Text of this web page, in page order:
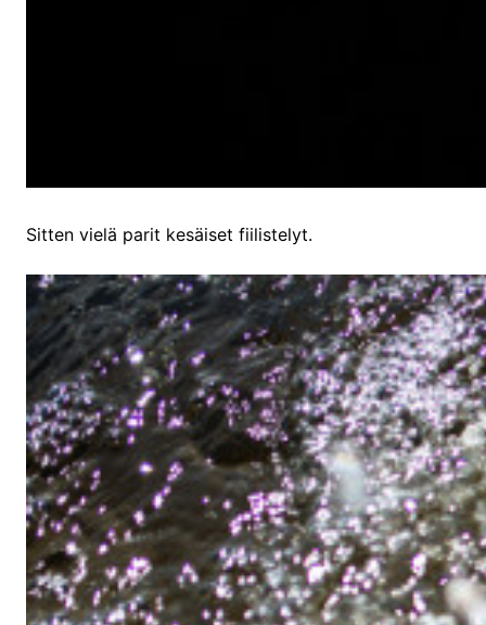
Sitten vielä parit kesäiset fiilistelyt.